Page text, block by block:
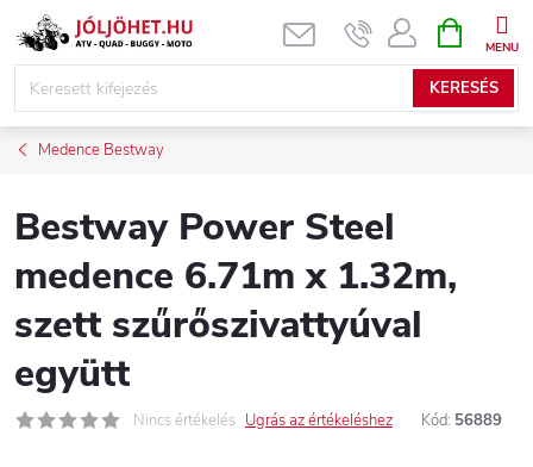
Ugrás
KERESÉS
KOSÁR
Medence Bestway
Bestway Power Steel
medence 6.71m x 1.32m,
szett szűrőszivattyúval
együtt
Nincs értékelés Ugrás az értékeléshez Kód: 56889